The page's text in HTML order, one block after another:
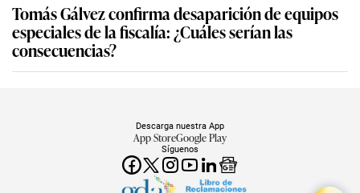
Tomás Gálvez confirma desaparición de equipos
especiales de la fiscalía: ¿Cuáles serían las
consecuencias?
Síguenos
Descarga nuestra App
App StoreGoogle Play